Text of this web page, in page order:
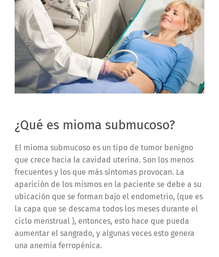
¿Qué es mioma submucoso?
El mioma submucoso es un tipo de tumor benigno
que crece hacia la cavidad uterina. Son los menos
frecuentes y los que más síntomas provocan. La
aparición de los mismos en la paciente se debe a su
ubicación que se forman bajo el endometrio, (que es
la capa que se descama todos los meses durante el
ciclo menstrual ), entonces, esto hace que pueda
aumentar el sangrado, y algunas veces esto genera
una anemia ferropénica.